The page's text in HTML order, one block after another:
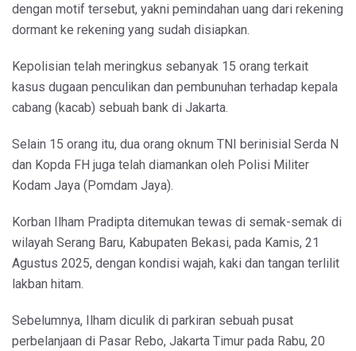
dengan motif tersebut, yakni pemindahan uang dari rekening
dormant ke rekening yang sudah disiapkan.
Kepolisian telah meringkus sebanyak 15 orang terkait
kasus dugaan penculikan dan pembunuhan terhadap kepala
cabang (kacab) sebuah bank di Jakarta.
Selain 15 orang itu, dua orang oknum TNI berinisial Serda N
dan Kopda FH juga telah diamankan oleh Polisi Militer
Kodam Jaya (Pomdam Jaya).
Korban Ilham Pradipta ditemukan tewas di semak-semak di
wilayah Serang Baru, Kabupaten Bekasi, pada Kamis, 21
Agustus 2025, dengan kondisi wajah, kaki dan tangan terlilit
lakban hitam.
Sebelumnya, Ilham diculik di parkiran sebuah pusat
perbelanjaan di Pasar Rebo, Jakarta Timur pada Rabu, 20